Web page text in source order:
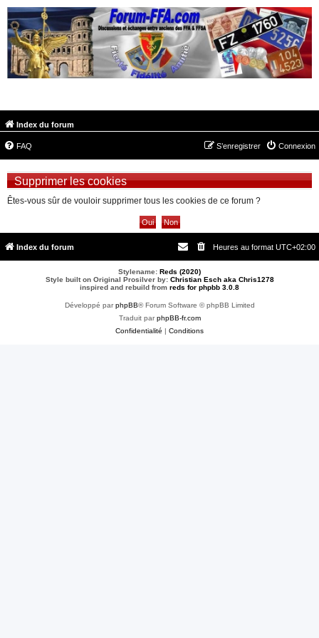
Index du forum
FAQ Connexion
S’enregistrer
Supprimer les cookies
Êtes-vous sûr de vouloir supprimer tous les cookies de ce forum ?
Index du forum Heures au format UTC+02:00
Stylename: Reds (2020)
Style built on Original Prosilver by: Christian Esch aka Chris1278
inspired and rebuild from reds for phpbb 3.0.8
Développé parphpBB® Forum Software © phpBB Limited
Traduit parphpBB-fr.com
Confidentialité | Conditions